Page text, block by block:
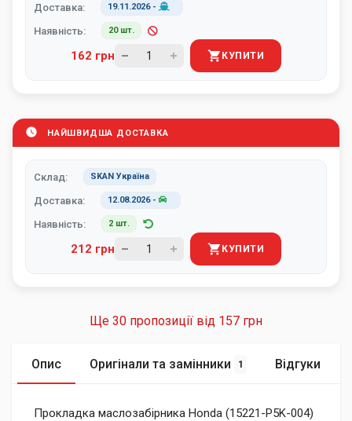
Доставка: 19.11.2026-
Наявність: 20 шт.
162 грн КУПИТИ
НАЙШВИДША ДОСТАВКА
Склад: SKAN Україна
Доставка: 12.08.2026-
Наявність: 2 шт.
212 грн КУПИТИ
Ще 30 пропозиції від 157 грн
Опис Оригінали та замінники 1 Відгуки
Прокладка маслозабірника Honda (15221-P5K-004)